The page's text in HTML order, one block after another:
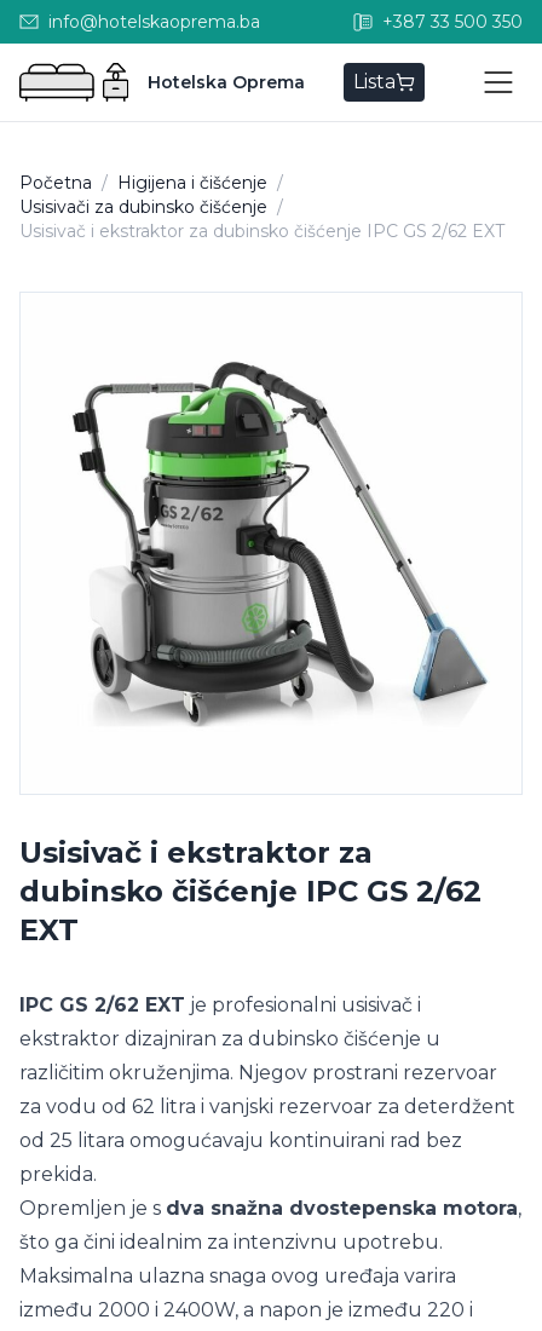
info@hotelskaoprema.ba +387 33 500 350
Hotelska Oprema Lista
Početna / Higijena i čišćenje /
Usisivači za dubinsko čišćenje /
Usisivač i ekstraktor za dubinsko čišćenje IPC GS 2/62 EXT
Usisivač i ekstraktor za
dubinsko čišćenje IPC GS 2/62
EXT
IPC GS 2/62 EXT je profesionalni usisivač i
ekstraktor dizajniran za dubinsko čišćenje u
različitim okruženjima. Njegov prostrani rezervoar
za vodu od 62 litra i vanjski rezervoar za deterdžent
od 25 litara omogućavaju kontinuirani rad bez
prekida.
Opremljen je s dva snažna dvostepenska motora,
što ga čini idealnim za intenzivnu upotrebu.
Maksimalna ulazna snaga ovog uređaja varira
između 2000 i 2400W, a napon je između 220 i